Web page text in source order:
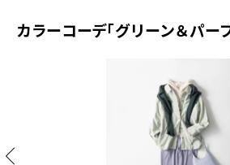
カラーコーデ「グリーン＆パー